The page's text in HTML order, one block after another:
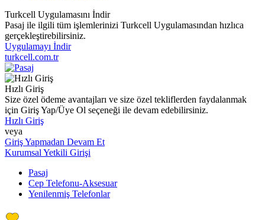
Turkcell Uygulamasını İndir
Pasaj ile ilgili tüm işlemlerinizi Turkcell Uygulamasından hızlıca
gerçekleştirebilirsiniz.
Uygulamayı İndir
turkcell.com.tr
Hızlı Giriş
Size özel ödeme avantajları ve size özel tekliflerden faydalanmak
için Giriş Yap/Üye Ol seçeneği ile devam edebilirsiniz.
Hızlı Giriş
veya
Giriş Yapmadan Devam Et
Kurumsal Yetkili Girişi
Pasaj
Cep Telefonu-Aksesuar
Yenilenmiş Telefonlar